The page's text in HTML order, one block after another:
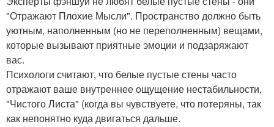
"Отражают Плохие Мысли". Пространство должно быть
уютным, наполненным (но не переполненным) вещами,
которые вызывают приятные эмоции и подзаряжают
вас.
Психологи считают, что белые пустые стены часто
отражают ваше внутреннее ощущение нестабильности,
"Чистого Листа" (когда вы чувствуете, что потеряны, так
как непонятно куда двигаться дальше.